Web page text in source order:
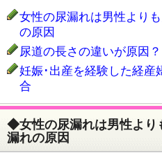
女性の尿漏れは男性より
の原因
尿道の長さの違いが原因？
妊娠･出産を経験した経産
合
◆女性の尿漏れは男性より
漏れの原因